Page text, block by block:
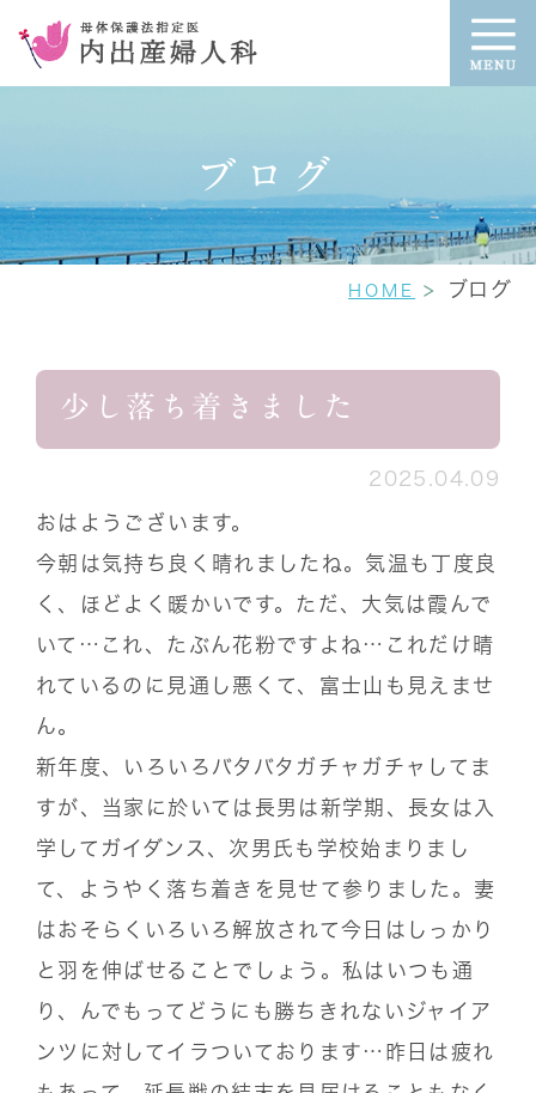
ブログ
HOME ブログ
少し落ち着きました
2025.04.09
おはようございます。
今朝は気持ち良く晴れましたね。気温も丁度良
く、ほどよく暖かいです。ただ、大気は霞んで
いて…これ、たぶん花粉ですよね…これだけ晴
れているのに見通し悪くて、富士山も見えませ
ん。
新年度、いろいろバタバタガチャガチャしてま
すが、当家に於いては長男は新学期、長女は入
学してガイダンス、次男氏も学校始まりまし
て、ようやく落ち着きを見せて参りました。妻
はおそらくいろいろ解放されて今日はしっかり
と羽を伸ばせることでしょう。私はいつも通
り、んでもってどうにも勝ちきれないジャイア
ンツに対してイラついております…昨日は疲れ